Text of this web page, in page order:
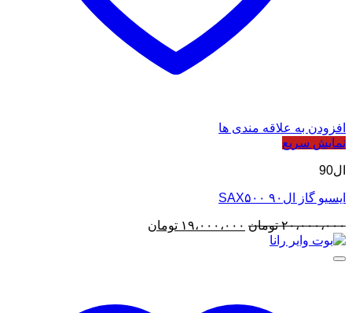
افزودن به علاقه مندی ها
نمایش سریع
ال90
ایسیو گاز ال۹۰ SAX۵۰۰
۲۰،۰۰۰،۰۰۰ تومان قیمت
۱۹،۰۰۰،۰۰۰ تومان